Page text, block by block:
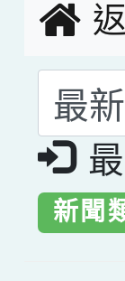
選
最
新聞